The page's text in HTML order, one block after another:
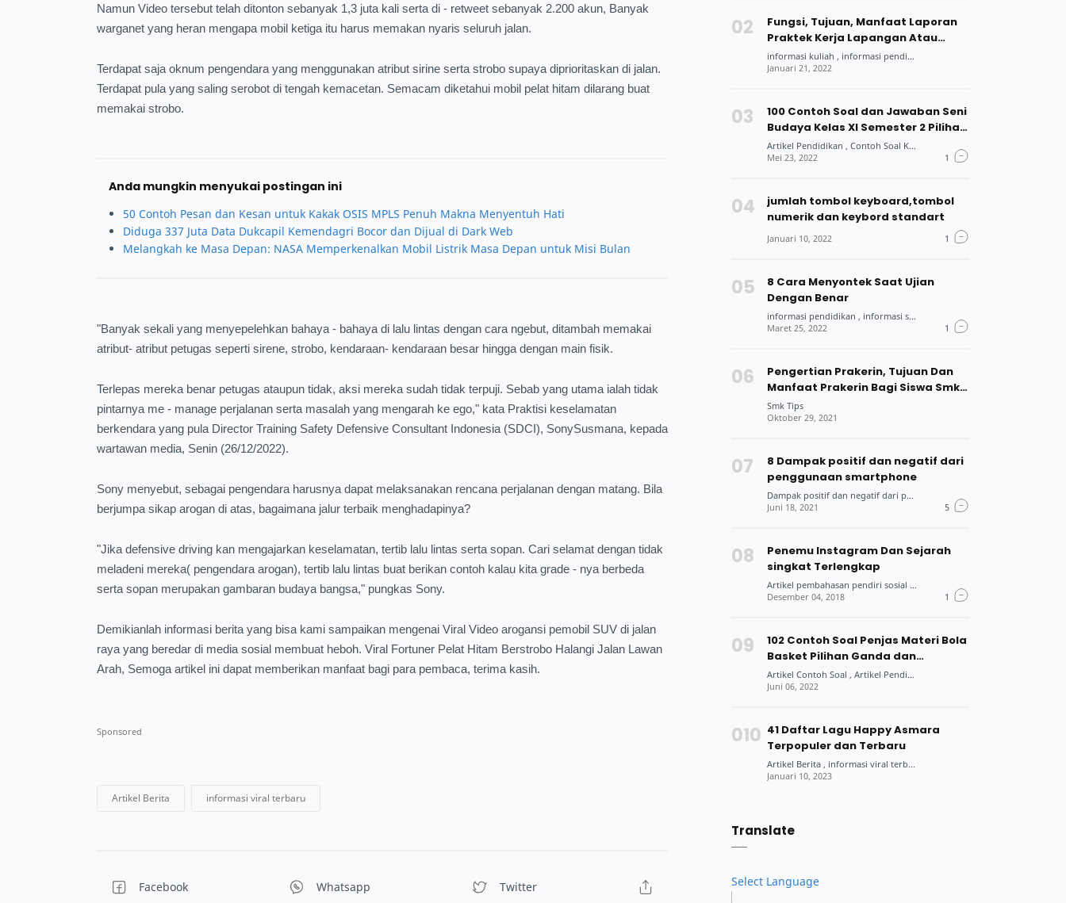
Namun Video tersebut telah ditonton sebanyak 1,3 juta kali serta di - retweet sebanyak 2.200 akun, Banyak
warganet yang heran mengapa mobil ketiga itu harus memakan nyaris seluruh jalan.
Terdapat saja oknum pengendara yang menggunakan atribut sirine serta strobo supaya diprioritaskan di jalan.
Terdapat pula yang saling serobot di tengah kemacetan. Semacam diketahui mobil pelat hitam dilarang buat
memakai strobo.
Anda mungkin menyukai postingan ini
50 Contoh Pesan dan Kesan untuk Kakak OSIS MPLS Penuh Makna Menyentuh Hati
Diduga 337 Juta Data Dukcapil Kemendagri Bocor dan Dijual di Dark Web
Melangkah ke Masa Depan: NASA Memperkenalkan Mobil Listrik Masa Depan untuk Misi Bulan
"Banyak sekali yang menyepelehkan bahaya - bahaya di lalu lintas dengan cara ngebut, ditambah memakai
atribut- atribut petugas seperti sirene, strobo, kendaraan- kendaraan besar hingga dengan main fisik.
Terlepas mereka benar petugas ataupun tidak, aksi mereka sudah tidak terpuji. Sebab yang utama ialah tidak
pintarnya me - manage perjalanan serta masalah yang mengarah ke ego," kata Praktisi keselamatan
berkendara yang pula Director Training Safety Defensive Consultant Indonesia (SDCI), SonySusmana, kepada
wartawan media, Senin (26/12/2022).
Sony menyebut, sebagai pengendara harusnya dapat melaksanakan rencana perjalanan dengan matang. Bila
berjumpa sikap arogan di atas, bagaimana jalur terbaik menghadapinya?
"Jika defensive driving kan mengajarkan keselamatan, tertib lalu lintas serta sopan. Cari selamat dengan tidak
meladeni mereka( pengendara arogan), tertib lalu lintas buat berikan contoh kalau kita grade - nya berbeda
serta sopan merupakan gambaran budaya bangsa," pungkas Sony.
Demikianlah informasi berita yang bisa kami sampaikan mengenai Viral Video arogansi pemobil SUV di jalan
raya yang beredar di media sosial membuat heboh. Viral Fortuner Pelat Hitam Berstrobo Halangi Jalan Lawan
Arah, Semoga artikel ini dapat memberikan manfaat bagi para pembaca, terima kasih.
Fungsi, Tujuan, Manfaat Laporan
Praktek Kerja Lapangan Atau
Praktek Kerja Industri Bagi Siswa
Dan Mahasiswa
100 Contoh Soal dan Jawaban Seni
Budaya Kelas XI Semester 2 Pilihan
Ganda
jumlah tombol keyboard,tombol
numerik dan keybord standart
8 Cara Menyontek Saat Ujian
Dengan Benar
Pengertian Prakerin, Tujuan Dan
Manfaat Prakerin Bagi Siswa Smk
Dan Mahasiswa
8 Dampak positif dan negatif dari
penggunaan smartphone
Penemu Instagram Dan Sejarah
singkat Terlengkap
102 Contoh Soal Penjas Materi Bola
Basket Pilihan Ganda dan
Jawabannya
41 Daftar Lagu Happy Asmara
Terpopuler dan Terbaru
Translate
Select Language